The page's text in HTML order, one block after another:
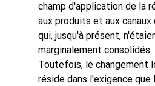
champ d'application de la
aux produits et aux
qui, jusqu'à présent,
marginalement consolidés.
Toutefois, le changement
réside dans l'exigence que